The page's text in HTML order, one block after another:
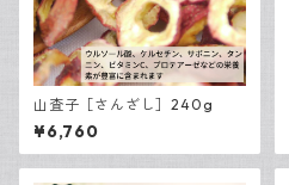
山査子［さんざし］240g
¥6,760